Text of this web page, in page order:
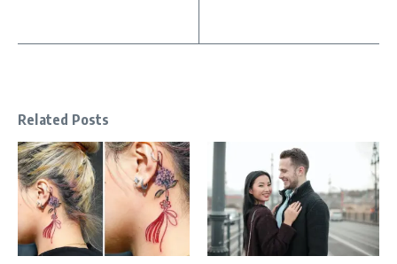
Related Posts